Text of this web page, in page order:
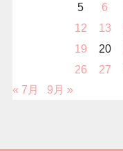
5
6
12
13
19
20
26
27
« 7月
9月 »